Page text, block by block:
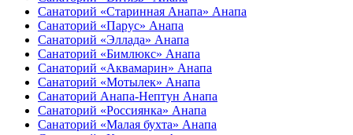
Санаторий «Старинная Анапа» Анапа
Санаторий «Парус» Анапа
Санаторий «Эллада» Анапа
Санаторий «Бимлюкс» Анапа
Санаторий «Аквамарин» Анапа
Санаторий «Мотылек» Анапа
Санаторий Анапа-Нептун Анапа
Санаторий «Россиянка» Анапа
Санаторий «Малая бухта» Анапа